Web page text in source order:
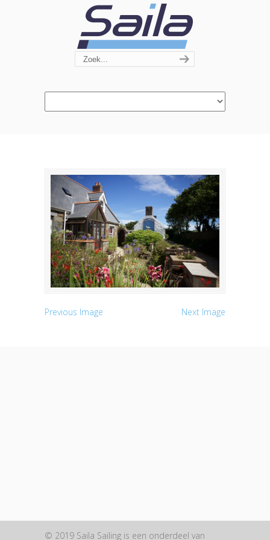
Previous Image Next Image
© 2019 Saila Sailing is een onderdeel van